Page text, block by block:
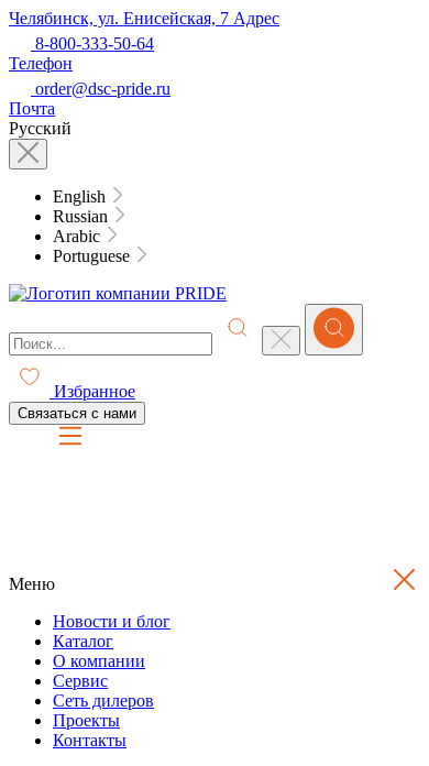
Челябинск, ул. Енисейская, 7 Адрес
8-800-333-50-64
Телефон
order@dsc-pride.ru
Почта
Русский
English
Russian
Arabic
Portuguese
Избранное
Связаться с нами
Меню
Новости и блог
Каталог
О компании
Сервис
Сеть дилеров
Проекты
Контакты